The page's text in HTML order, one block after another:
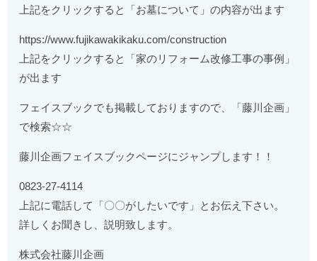
上記をクリックすると「お墓について」の内容が出ます
https://www.fujikawakikaku.com/construction
上記をクリックすると「家のリフォーム改修工事の事例」
が出ます
フェイスブックでも掲載しておりますので、「藤川企画」
で検索☆☆
藤川企画フェイスブックページにジャンプします！！
0823-27-4114
上記に電話して「〇〇がしたいです」とお伝え下さい。
詳しくお聞きし、説明致します。
株式会社藤川企画